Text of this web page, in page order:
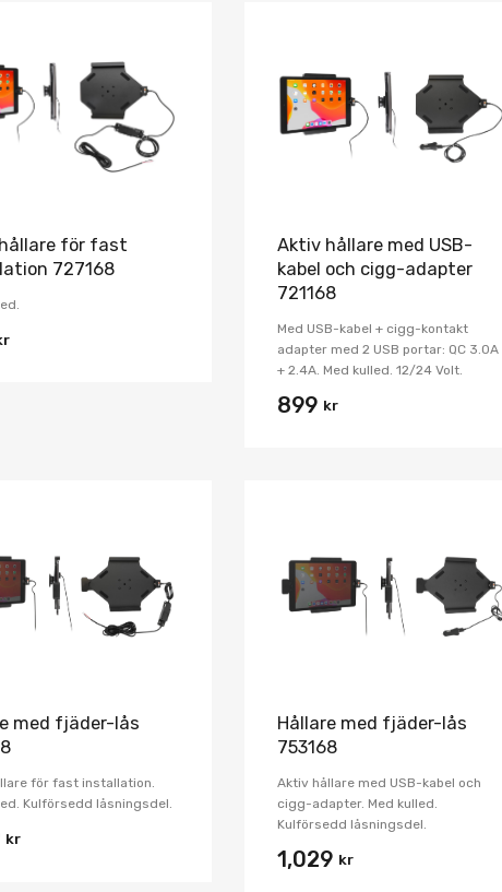
för fast
727168
Aktiv hållare med USB-
kabel och cigg-adapter
721168
Med USB-kabel + cigg-kontakt
adapter med 2 USB portar: QC 3.0A
+ 2.4A. Med kulled. 12/24 Volt.
899 kr
med fjäder-lås
för fast installation.
Kulförsedd låsningsdel.
kr
Hållare med fjäder-lås
753168
Aktiv hållare med USB-kabel och
cigg-adapter. Med kulled.
Kulförsedd låsningsdel.
1,029 kr